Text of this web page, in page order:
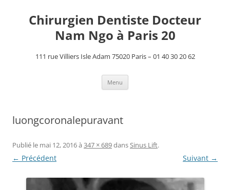
contenuChirurgien Dentiste Docteur
Nam Ngo à Paris 20
111 rue Villiers Isle Adam 75020 Paris – 01 40 30 20 62
Menu
luongcoronalepuravant
Publié le mai 12, 2016à 347 × 689dansSinus Lift.
← Précédent Suivant →